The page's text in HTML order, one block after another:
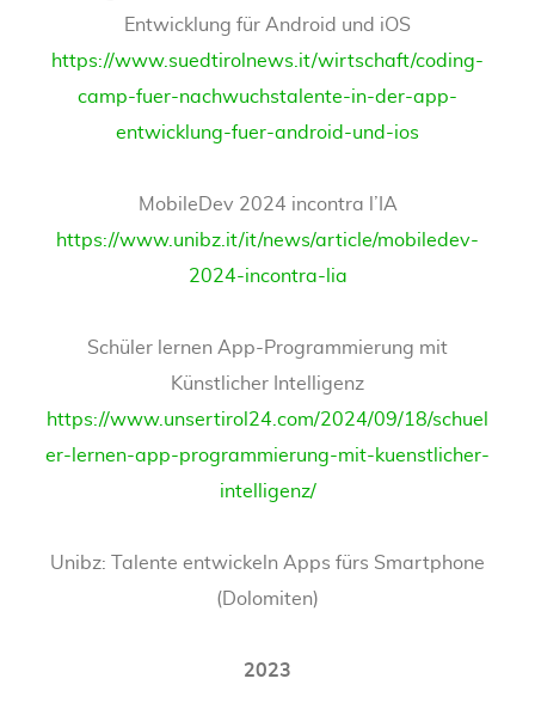
Entwicklung für Android und iOS
https://www.suedtirolnews.it/wirtschaft/coding-
camp-fuer-nachwuchstalente-in-der-app-
entwicklung-fuer-android-und-ios
MobileDev 2024 incontra l’IA
https://www.unibz.it/it/news/article/mobiledev-
2024-incontra-lia
Schüler lernen App-Programmierung mit
Künstlicher Intelligenz
https://www.unsertirol24.com/2024/09/18/schuel
er-lernen-app-programmierung-mit-kuenstlicher-
intelligenz/
Unibz: Talente entwickeln Apps fürs Smartphone
(Dolomiten)
2023